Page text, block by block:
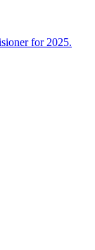
for 2025.